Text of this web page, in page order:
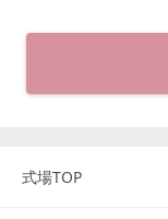
式場TOP